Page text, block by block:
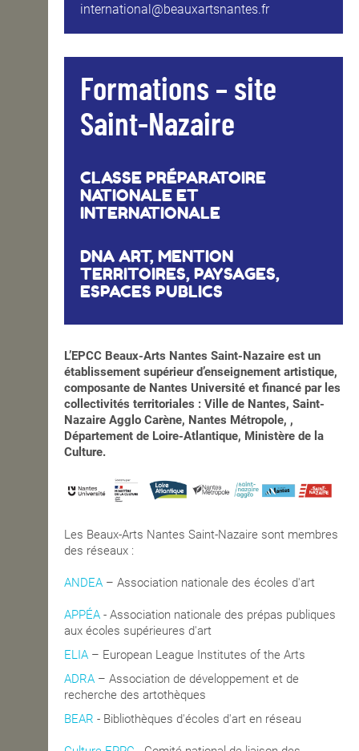
international@beauxartsnantes.fr
Formations – site
Saint-Nazaire
CLASSE PRÉPARATOIRE
NATIONALE ET
INTERNATIONALE
DNA ART, MENTION
TERRITOIRES, PAYSAGES,
ESPACES PUBLICS
L’EPCC Beaux-Arts Nantes Saint-Nazaire est un
établissement supérieur d’enseignement artistique,
composante de Nantes Université et financé par les
collectivités territoriales : Ville de Nantes, Saint-
Nazaire Agglo Carène, Nantes Métropole, ,
Département de Loire-Atlantique, Ministère de la
Culture.
Les Beaux-Arts Nantes Saint-Nazaire sont membres
des réseaux :
ANDEA – Association nationale des écoles d'art
APPÉA - Association nationale des prépas publiques
aux écoles supérieures d'art
ELIA – European League Institutes of the Arts
ADRA – Association de développement et de
recherche des artothèques
BEAR - Bibliothèques d'écoles d'art en réseau